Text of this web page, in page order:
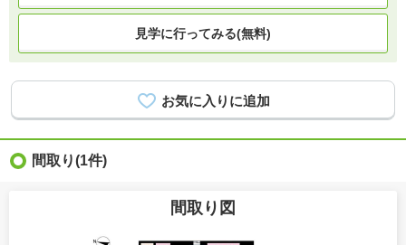
見学に行ってみる(無料)
間取り(1件)
間取り図